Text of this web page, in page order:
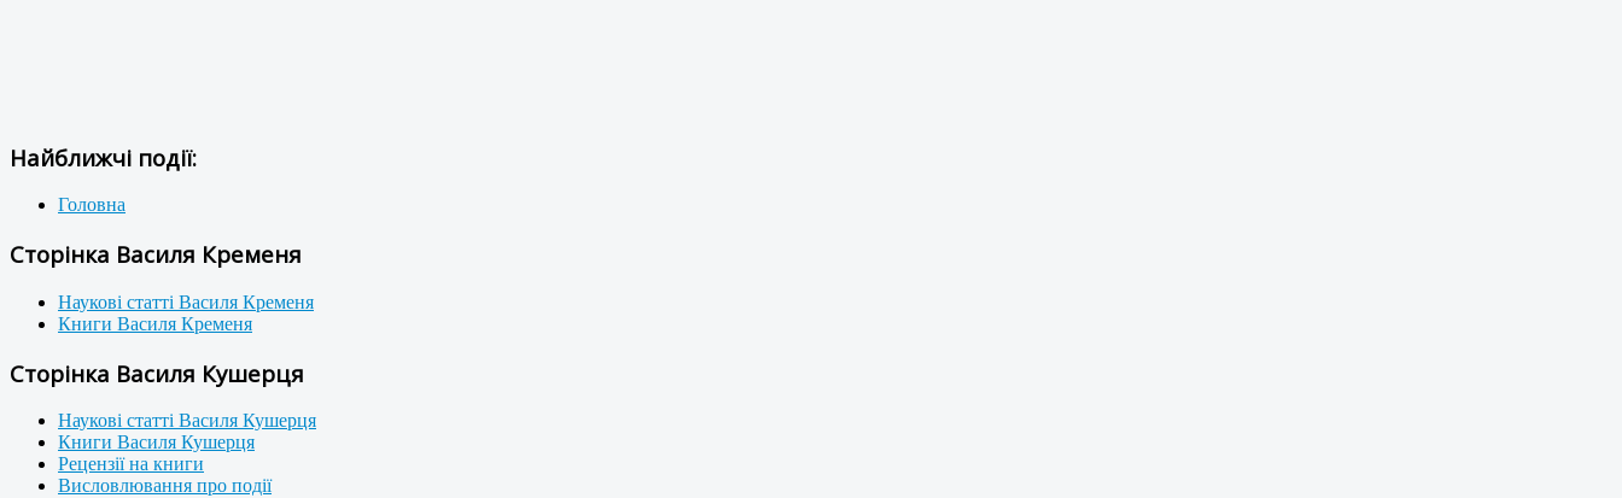
Найближчі події:
Головна
Сторінка Василя Кременя
Наукові статті Василя Кременя
Книги Василя Кременя
Сторінка Василя Кушерця
Наукові статті Василя Кушерця
Книги Василя Кушерця
Рецензії на книги
Висловлювання про події